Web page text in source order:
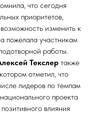
что сегодня
приоритетов,
изменить к
пожелала участникам
работы.
Текслер также
отметил, что
лидеров по темпам
проекта
влияния